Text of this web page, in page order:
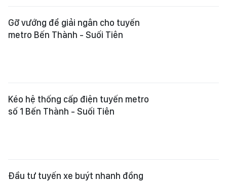
Gỡ vướng để giải ngân cho tuyến
metro Bến Thành - Suối Tiên
Kéo hệ thống cấp điện tuyến metro
số 1 Bến Thành - Suối Tiên
Đầu tư tuyến xe buýt nhanh đồng